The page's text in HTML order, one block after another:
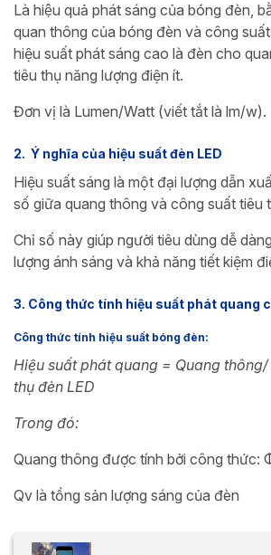
Là hiệu quả phát sáng của bóng đèn,
quan thông của bóng đèn và công
hiệu suất phát sáng cao là đèn cho
tiêu thụ năng lượng điện ít.
Đơn vị là Lumen/Watt (viết tắt là lm/w).
2. Ý nghĩa của hiệu suất đèn LED
Hiệu suất sáng là một đại lượng dẫn
số giữa quang thông và công suất tiêu
Chỉ số này giúp người tiêu dùng dễ
lượng ánh sáng và khả năng tiết kiệm
3. Công thức tính hiệu suất phát quang
Công thức tính hiệu suất bóng đèn:
Hiệu suất phát quang = Quang
thụ đèn LED
Trong đó:
Quang thông được tính bởi công thức:
Qv là tổng sản lượng sáng của đèn